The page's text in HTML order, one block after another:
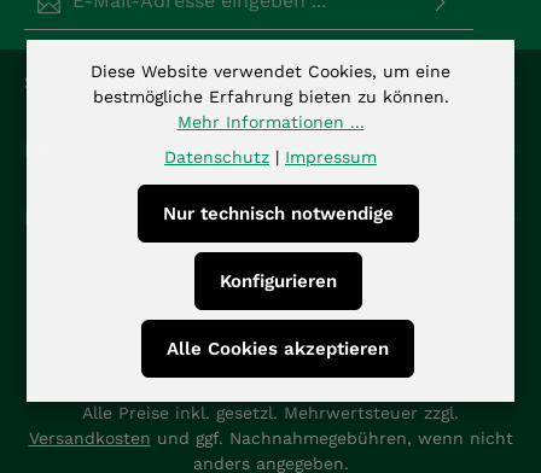
Datenschutz
Ich habe die Datenschutzbestimmungen zur
Kenntnis genommen und die AGB
mit ihnen einverstanden.*
Die mit einem Stern (*) markierten Felder sind
Pflichtfelder.
Service-Hotline
Alle Preise inkl. gesetzl. Mehrwertsteuer zzgl.
Versandkosten und ggf. Nachnahmegebühren, wenn nicht
anders angegeben.
Diese Website verwendet Cookies, um eine
bestmögliche Erfahrung bieten zu können.
Mehr Informationen ...
Datenschutz | Impressum
Nur technisch notwendige
Konfigurieren
Alle Cookies akzeptieren